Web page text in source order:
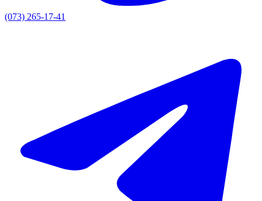
(073) 265-17-41